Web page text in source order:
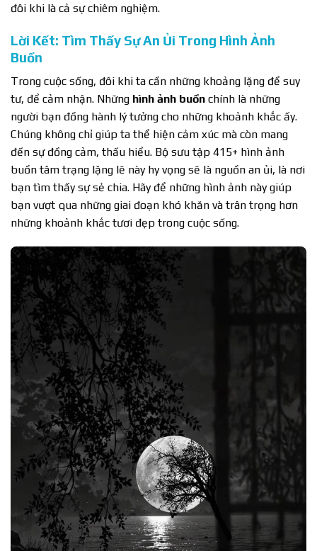
đôi khi là cả sự chiêm nghiệm.
Lời Kết: Tìm Thấy Sự An Ủi Trong Hình Ảnh
Buồn
Trong cuộc sống, đôi khi ta cần những khoảng lặng để suy
tư, để cảm nhận. Những hình ảnh buồn chính là những
người bạn đồng hành lý tưởng cho những khoảnh khắc ấy.
Chúng không chỉ giúp ta thể hiện cảm xúc mà còn mang
đến sự đồng cảm, thấu hiểu. Bộ sưu tập 415+ hình ảnh
buồn tâm trạng lặng lẽ này hy vọng sẽ là nguồn an ủi, là nơi
bạn tìm thấy sự sẻ chia. Hãy để những hình ảnh này giúp
bạn vượt qua những giai đoạn khó khăn và trân trọng hơn
những khoảnh khắc tươi đẹp trong cuộc sống.